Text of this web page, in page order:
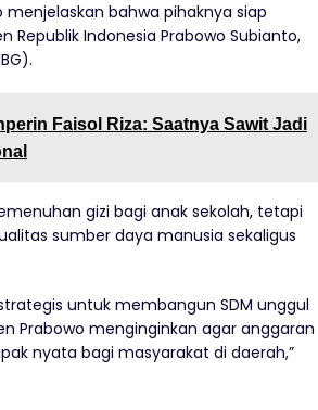
menjelaskan bahwa pihaknya siap
Indonesia Prabowo Subianto,
Faisol Riza: Saatnya Sawit Jadi
gizi bagi anak sekolah, tetapi
sumber daya manusia sekaligus
untuk membangun SDM unggul
Prabowo menginginkan agar anggaran
nyata bagi masyarakat di daerah,”